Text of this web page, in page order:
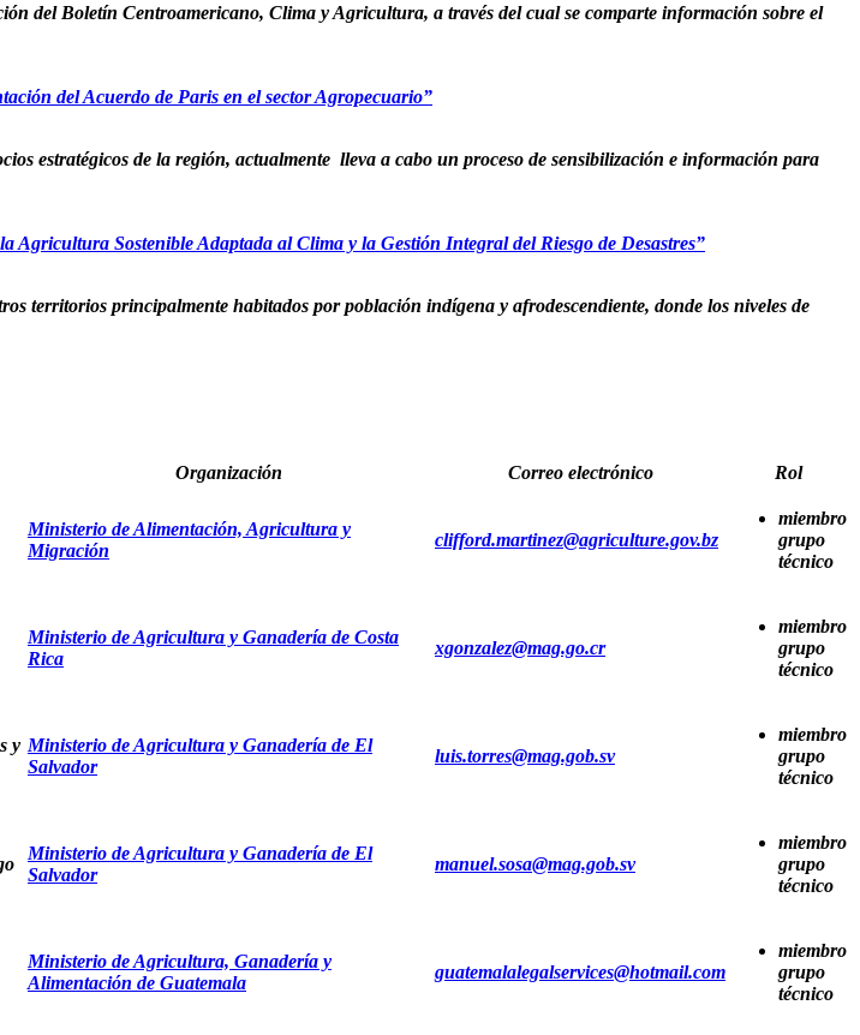
del Boletín Centroamericano, Clima y Agricultura, a través del cual se comparte información sobre el
del Acuerdo de Paris en el sector Agropecuario”
estratégicos de la región, actualmente lleva a cabo un proceso de sensibilización e información para
Sostenible Adaptada al Clima y la Gestión Integral del Riesgo de Desastres”
territorios principalmente habitados por población indígena y afrodescendiente, donde los niveles de
Organización Correo electrónico Rol
Ministerio de Alimentación, Agricultura y
Migración
clifford.martinez@agriculture.gov.bz
miembro
grupo
técnico
Ministerio de Agricultura y Ganadería de Costa
Rica
xgonzalez@mag.go.cr
miembro
grupo
técnico
y Ministerio de Agricultura y Ganadería de El
Salvador
luis.torres@mag.gob.sv
miembro
grupo
técnico
Ministerio de Agricultura y Ganadería de El
Salvador
manuel.sosa@mag.gob.sv
miembro
grupo
técnico
Ministerio de Agricultura, Ganadería y
Alimentación de Guatemala
guatemalalegalservices@hotmail.com
miembro
grupo
técnico